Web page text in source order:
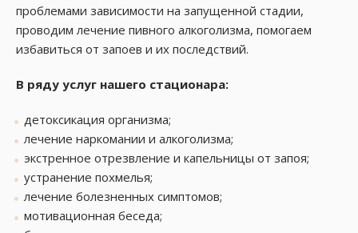
проблемами зависимости на запущенной стадии,
проводим лечение пивного алкоголизма, помогаем
избавиться от запоев и их последствий.
В ряду услуг нашего стационара:
детоксикация организма;
лечение наркомании и алкоголизма;
экстренное отрезвление и капельницы от запоя;
устранение похмелья;
лечение болезненных симптомов;
мотивационная беседа;